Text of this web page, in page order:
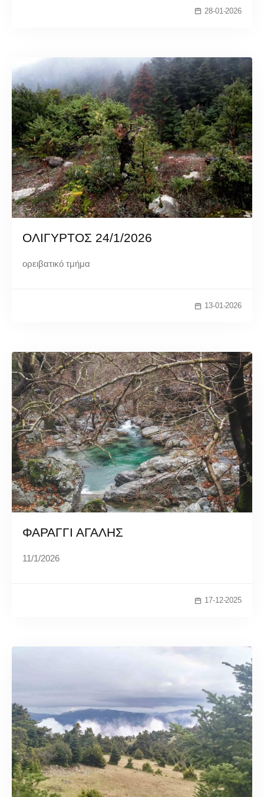
28-01-2026
ΟΛΙΓΥΡΤΟΣ 24/1/2026
ορειβατικό τμήμα
13-01-2026
ΦΑΡΑΓΓΙ ΑΓΑΛΗΣ
11/1/2026
17-12-2025